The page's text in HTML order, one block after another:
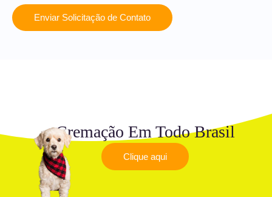
Enviar Solicitação de Contato
Cremação Em Todo Brasil
Clique aqui